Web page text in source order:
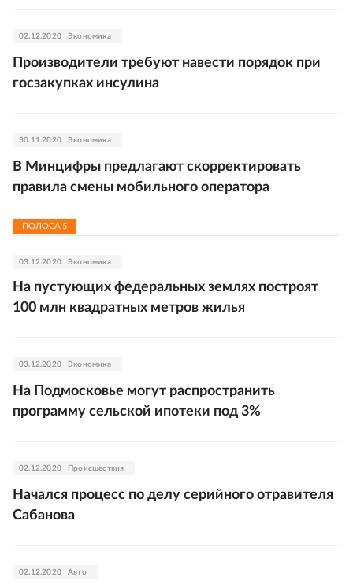
02.12.2020 Экономика
Производители требуют навести порядок при
госзакупках инсулина
30.11.2020 Экономика
В Минцифры предлагают скорректировать
правила смены мобильного оператора
ПОЛОСА 5
03.12.2020 Экономика
На пустующих федеральных землях построят
100 млн квадратных метров жилья
03.12.2020 Экономика
На Подмосковье могут распространить
программу сельской ипотеки под 3%
02.12.2020 Происшествия
Начался процесс по делу серийного отравителя
Сабанова
02.12.2020 Авто